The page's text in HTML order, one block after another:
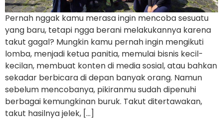
Pernah nggak kamu merasa ingin mencoba sesuatu
yang baru, tetapi ngga berani melakukannya karena
takut gagal? Mungkin kamu pernah ingin mengikuti
lomba, menjadi ketua panitia, memulai bisnis kecil-
kecilan, membuat konten di media sosial, atau bahkan
sekadar berbicara di depan banyak orang. Namun
sebelum mencobanya, pikiranmu sudah dipenuhi
berbagai kemungkinan buruk. Takut ditertawakan,
takut hasilnya jelek, […]